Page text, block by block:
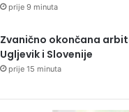
prije 9 minuta
Zvanično okončana
Ugljevik i Slovenije
prije 15 minuta